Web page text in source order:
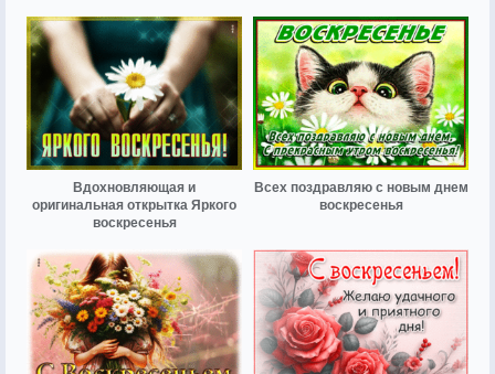
Вдохновляющая и
оригинальная открытка Яркого
воскресенья
Всех поздравляю с новым днем
воскресенья